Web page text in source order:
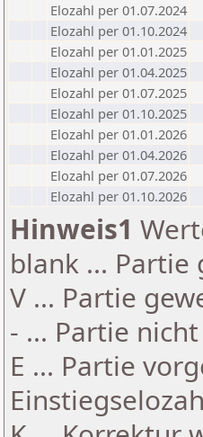
Elozahl per 01.07.2024
Elozahl per 01.10.2024
Elozahl per 01.01.2025
Elozahl per 01.04.2025
Elozahl per 01.07.2025
Elozahl per 01.10.2025
Elozahl per 01.01.2026
Elozahl per 01.04.2026
Elozahl per 01.07.2026
Elozahl per 01.10.2026
Hinweis1
blank ...
V ... Partie
- ... Partie
E ... Partie